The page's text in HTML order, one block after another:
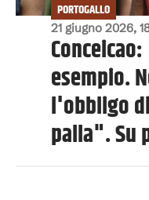
21 giugno 2026,
PORTOGALLO
esempio.
l'obbligo
palla". Su